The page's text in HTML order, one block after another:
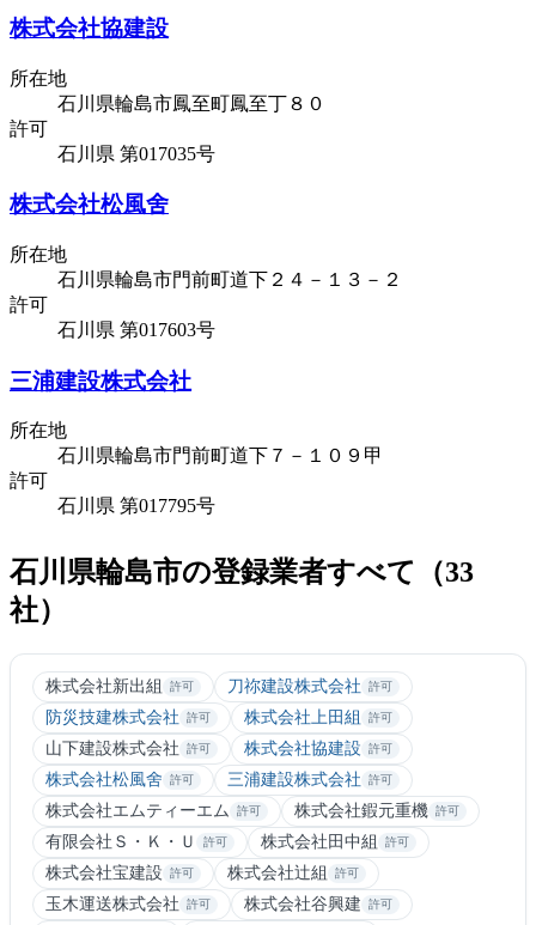
株式会社協建設
所在地
石川県輪島市鳳至町鳳至丁８０
許可
石川県 第017035号
株式会社松風舍
所在地
石川県輪島市門前町道下２４－１３－２
許可
石川県 第017603号
三浦建設株式会社
所在地
石川県輪島市門前町道下７－１０９甲
許可
石川県 第017795号
石川県輪島市の登録業者すべて（33
社）
株式会社新出組 許可 刀祢建設株式会社 許可
防災技建株式会社 許可 株式会社上田組 許可
山下建設株式会社 許可 株式会社協建設 許可
株式会社松風舍 許可 三浦建設株式会社 許可
株式会社エムティーエム 許可 株式会社鍜元重機 許可
有限会社Ｓ・Ｋ・Ｕ 許可 株式会社田中組 許可
株式会社宝建設 許可 株式会社辻組 許可
玉木運送株式会社 許可 株式会社谷興建 許可